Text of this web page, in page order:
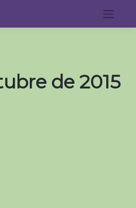
de 2015